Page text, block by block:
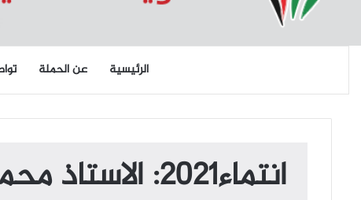
الرئيسية عن الحملة
انتماء2021: